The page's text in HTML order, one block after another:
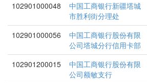
102901000048
中国工商银行新疆塔城
市胜利街分理处
102901000056
中国工商银行股份有限
公司塔城分行信用卡部
102901200015
中国工商银行股份有限
公司额敏支行